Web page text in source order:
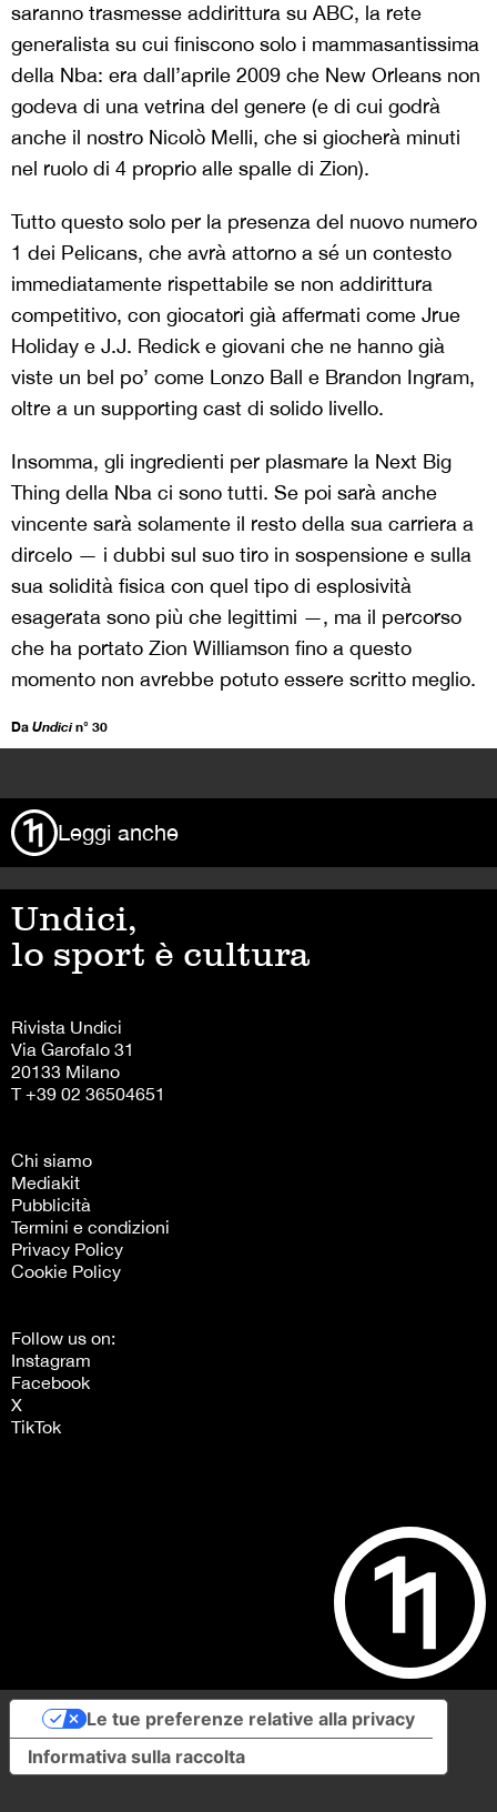
saranno trasmesse addirittura su ABC, la rete
generalista su cui finiscono solo i mammasantissima
della Nba: era dall’aprile 2009 che New Orleans non
godeva di una vetrina del genere (e di cui godrà
anche il nostro Nicolò Melli, che si giocherà minuti
nel ruolo di 4 proprio alle spalle di Zion).
Tutto questo solo per la presenza del nuovo numero
1 dei Pelicans, che avrà attorno a sé un contesto
immediatamente rispettabile se non addirittura
competitivo, con giocatori già affermati come Jrue
Holiday e J.J. Redick e giovani che ne hanno già
viste un bel po’ come Lonzo Ball e Brandon Ingram,
oltre a un supporting cast di solido livello.
Insomma, gli ingredienti per plasmare la Next Big
Thing della Nba ci sono tutti. Se poi sarà anche
vincente sarà solamente il resto della sua carriera a
dircelo — i dubbi sul suo tiro in sospensione e sulla
sua solidità fisica con quel tipo di esplosività
esagerata sono più che legittimi —, ma il percorso
che ha portato Zion Williamson fino a questo
momento non avrebbe potuto essere scritto meglio.
Da Undicin° 30
Leggi anche
Undici,
lo sport è cultura
Rivista Undici
Via Garofalo 31
20133 Milano
T +39 02 36504651
Chi siamo
Mediakit
Pubblicità
Termini e condizioni
Privacy Policy
Cookie Policy
Follow us on:
Instagram
Facebook
X
TikTok
Informativa sulla raccolta
Le tue preferenze relative alla privacy